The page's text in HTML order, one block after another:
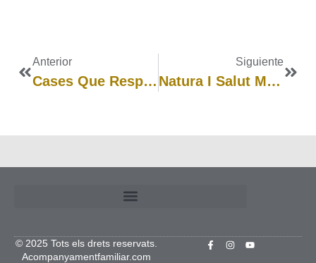
Anterior
Cases Que Respiren: L’art De Tancar Per Obrir
Siguiente
Natura I Salut Mental Infantil
© 2025 Tots els drets reservats.
Acompanyamentfamiliar.com